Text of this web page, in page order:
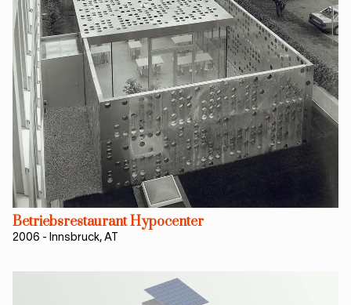
Betriebsrestaurant Hypocenter
2006 - Innsbruck, AT